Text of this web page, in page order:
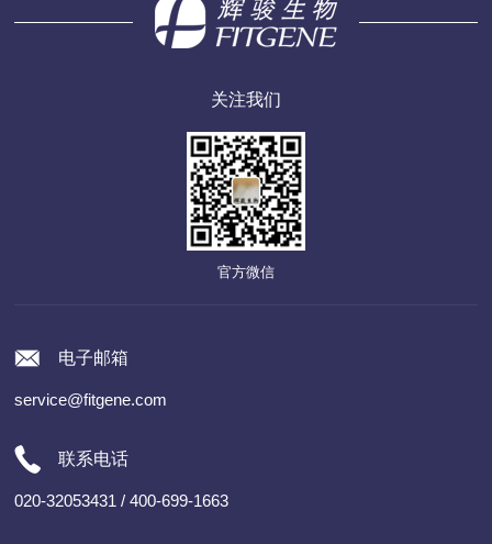
关注我们
官方微信
电子邮箱
service@fitgene.com
联系电话
020-32053431 / 400-699-1663